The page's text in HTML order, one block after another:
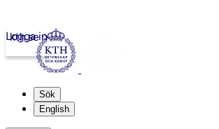
kth.se
Logga in
Sök
English